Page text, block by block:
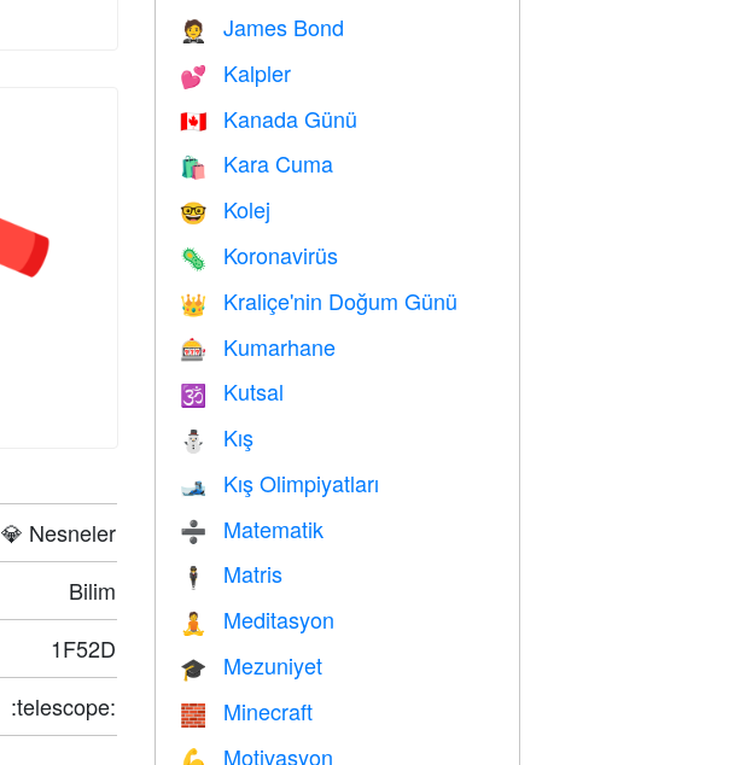
💎 Nesneler
Bilim
1F52D
:telescope:
🤵 James Bond
💕 Kalpler
🇨🇦 Kanada Günü
🛍 Kara Cuma
🤓 Kolej
🦠 Koronavirüs
👑 Kraliçe'nin Doğum Günü
🎰 Kumarhane
🕉 Kutsal
⛄ Kış
🎿 Kış Olimpiyatları
➗ Matematik
🕴️ Matris
🧘 Meditasyon
🎓 Mezuniyet
🧱 Minecraft
Motivasyon